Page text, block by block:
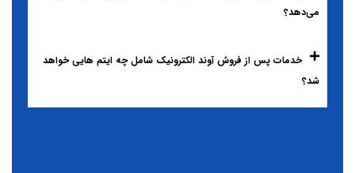
می‌دهد؟
خدمات پس از فروش آوند الکترونیک شامل چه ایتم هایی خواهد
شد؟